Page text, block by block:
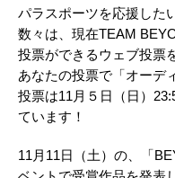
パラスポーツを応援した
数々は、現在TEAM
投票ができるウェブ投票
あなたの投票で「オーデ
投票は11月５日（日）
ています！
11月11日（土）の、「